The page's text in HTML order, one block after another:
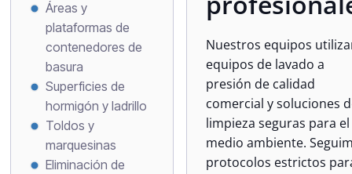
Áreas y
plataformas de
contenedores de
basura
Superficies de
hormigón y ladrillo
Toldos y
marquesinas
Eliminación de
Nuestros equipos
equipos de lavado a
presión de calidad
comercial y soluciones
limpieza seguras para el
medio ambiente.
protocolos estrictos